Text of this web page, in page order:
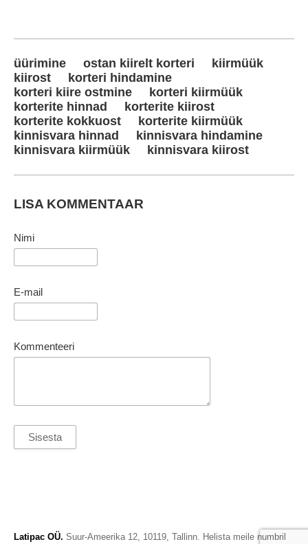
üürimine ostan kiirelt korteri
kiirmüük
kiirost
korteri hindamine
korteri kiire ostmine
korteri kiirmüük
korterite hinnad
korterite kiirost
korterite kokkuost
korterite kiirmüük
kinnisvara hinnad
kinnisvara hindamine
kinnisvara kiirmüük
kinnisvara kiirost
LISA KOMMENTAAR
Nimi
E-mail
Kommenteeri
Latipac OÜ. Suur-Ameerika 12, 10119, Tallinn. Helista meile numbril